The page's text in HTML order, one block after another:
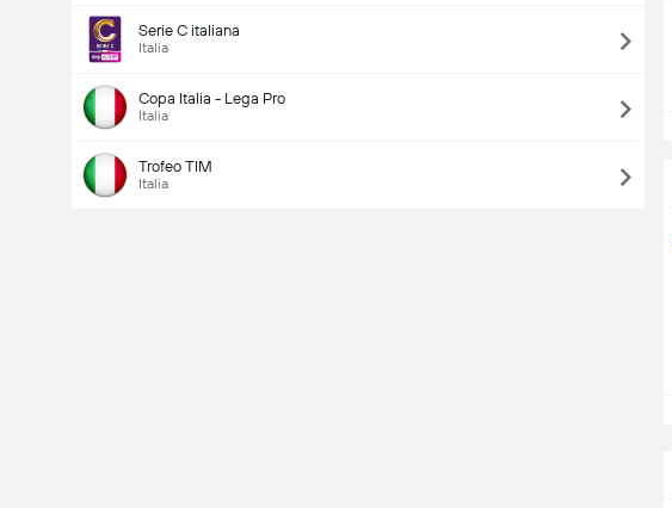
Serie C italiana
Italia
Copa Italia - Lega Pro
Italia
Trofeo TIM
Italia